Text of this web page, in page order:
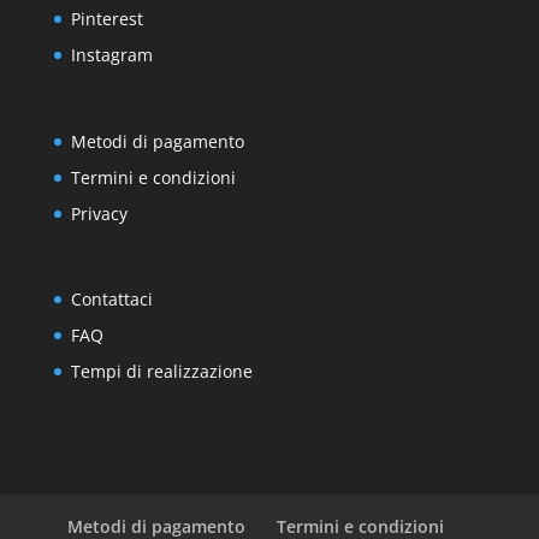
Pinterest
Instagram
Metodi di pagamento
Termini e condizioni
Privacy
Contattaci
FAQ
Tempi di realizzazione
Metodi di pagamento Termini e condizioni